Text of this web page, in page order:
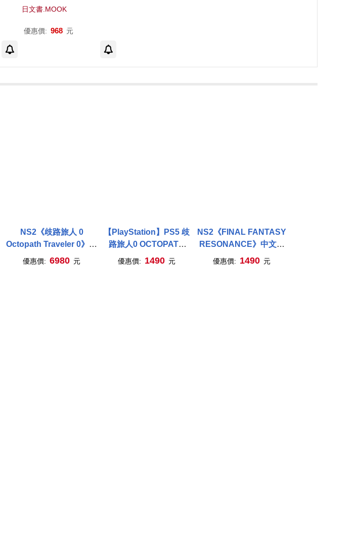
日文書.MOOK
優惠價: 968 元
NS2《歧路旅人 0
Octopath Traveler 0》中
文典藏版[台灣公司貨]
優惠價: 6980 元
【PlayStation】PS5 歧
路旅人0 OCTOPATH
TRAVELER 0 中文版
優惠價: 1490 元
NS2《FINAL FANTASY
RESONANCE》中文一
般版[台灣公司貨]
優惠價: 1490 元